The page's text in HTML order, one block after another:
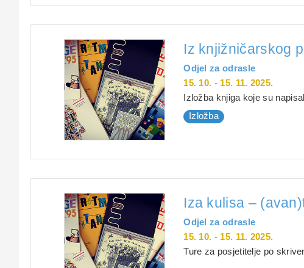
Iz knjižničarskog
Odjel za odrasle
15. 10. - 15. 11. 2025.
Izložba knjiga koje su
Izložba
Iza kulisa –
Odjel za odrasle
15. 10. - 15. 11. 2025.
Ture za posjetitelje po